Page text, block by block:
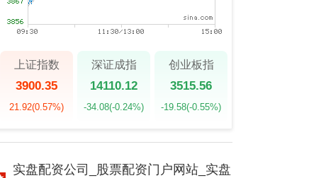
上证指数
3900.35
21.92(0.57%)
深证成指
14110.12
-34.08(-0.24%)
创业板指
3515.56
-19.58(-0.55%)
实盘配资公司_股票配资门户网站_实盘